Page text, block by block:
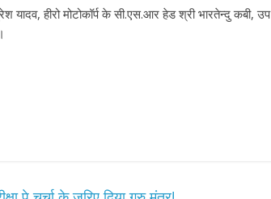
हीरो मोटोकॉर्प के सी.एस.आर हेड श्री भारतेन्दु कबी, उप